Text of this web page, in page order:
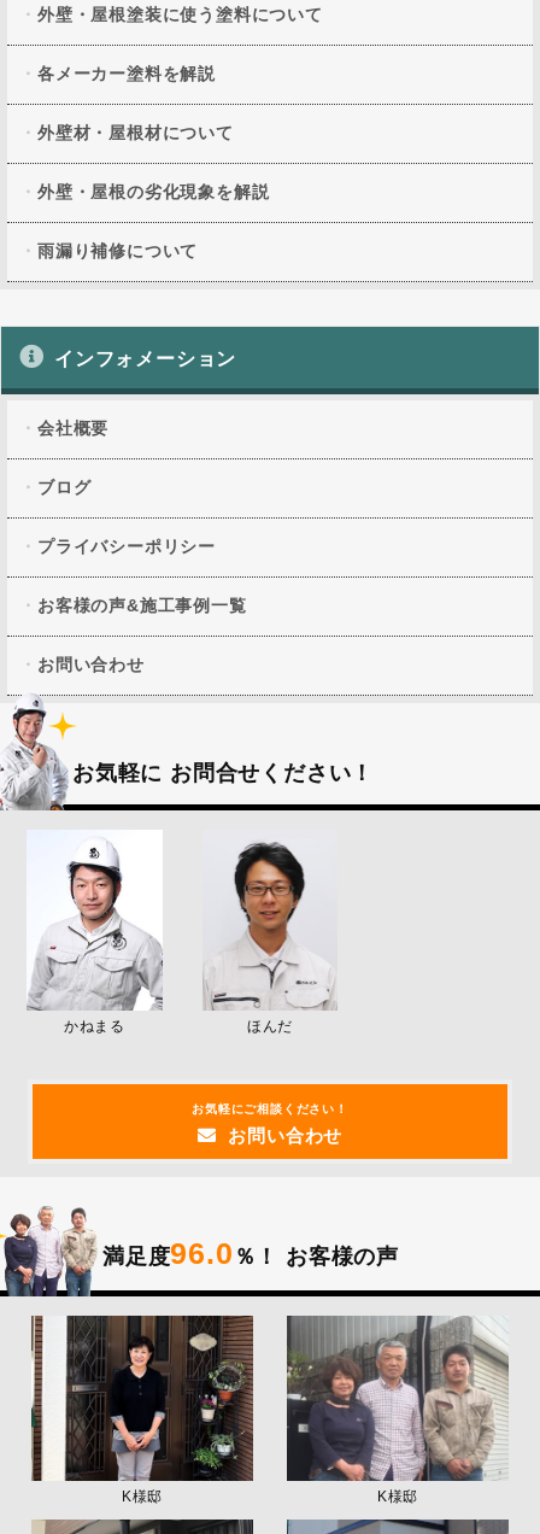
外壁・屋根塗装に使う塗料について
各メーカー塗料を解説
外壁材・屋根材について
外壁・屋根の劣化現象を解説
雨漏り補修について
インフォメーション
会社概要
ブログ
プライバシーポリシー
お客様の声&施工事例一覧
お問い合わせ
お気軽に お問合せください！
かねまる ほんだ
お気軽にご相談ください！
お問い合わせ
満足度96.0 ％！ お客様の声
K様邸 K様邸